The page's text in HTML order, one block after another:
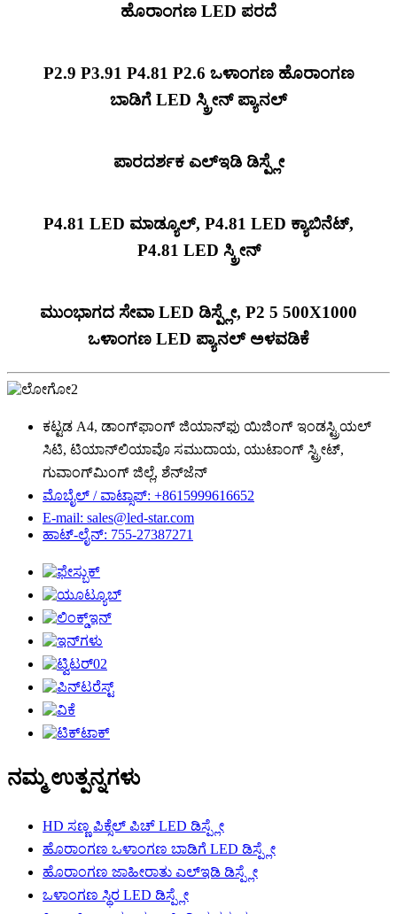
ಹೊರಾಂಗಣ LED ಪರದೆ
P2.9 P3.91 P4.81 P2.6 ಒಳಾಂಗಣ ಹೊರಾಂಗಣ
ಬಾಡಿಗೆ LED ಸ್ಕ್ರೀನ್ ಪ್ಯಾನಲ್
ಪಾರದರ್ಶಕ ಎಲ್ಇಡಿ ಡಿಸ್ಪ್ಲೇ
P4.81 LED ಮಾಡ್ಯೂಲ್, P4.81 LED ಕ್ಯಾಬಿನೆಟ್,
P4.81 LED ಸ್ಕ್ರೀನ್
ಮುಂಭಾಗದ ಸೇವಾ LED ಡಿಸ್ಪ್ಲೇ, P2 5 500X1000
ಒಳಾಂಗಣ LED ಪ್ಯಾನಲ್ ಅಳವಡಿಕೆ
ಕಟ್ಟಡ A4, ಡಾಂಗ್‌ಫಾಂಗ್ ಜಿಯಾನ್‌ಫು ಯಿಜಿಂಗ್ ಇಂಡಸ್ಟ್ರಿಯಲ್
ಸಿಟಿ, ಟಿಯಾನ್‌ಲಿಯಾವೊ ಸಮುದಾಯ, ಯುಟಾಂಗ್ ಸ್ಟ್ರೀಟ್,
ಗುವಾಂಗ್‌ಮಿಂಗ್ ಜಿಲ್ಲೆ, ಶೆನ್‌ಜೆನ್
ಮೊಬೈಲ್ / ವಾಟ್ಸಾಪ್: +8615999616652
E-mail: sales@led-star.com
ಹಾಟ್-ಲೈನ್: 755-27387271
ನಮ್ಮ ಉತ್ಪನ್ನಗಳು
HD ಸಣ್ಣ ಪಿಕ್ಸೆಲ್ ಪಿಚ್ LED ಡಿಸ್ಪ್ಲೇ
ಹೊರಾಂಗಣ ಒಳಾಂಗಣ ಬಾಡಿಗೆ LED ಡಿಸ್ಪ್ಲೇ
ಹೊರಾಂಗಣ ಜಾಹೀರಾತು ಎಲ್ಇಡಿ ಡಿಸ್ಪ್ಲೇ
ಒಳಾಂಗಣ ಸ್ಥಿರ LED ಡಿಸ್ಪ್ಲೇ